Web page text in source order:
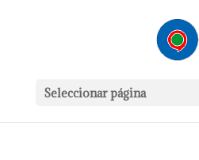
Seleccionar página